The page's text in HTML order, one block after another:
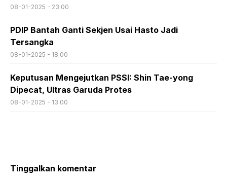
08-01-2025 - 23.00
PDIP Bantah Ganti Sekjen Usai Hasto Jadi
Tersangka
08-01-2025 - 18.00
Keputusan Mengejutkan PSSI: Shin Tae-yong
Dipecat, Ultras Garuda Protes
08-01-2025 - 13.00
Tinggalkan komentar